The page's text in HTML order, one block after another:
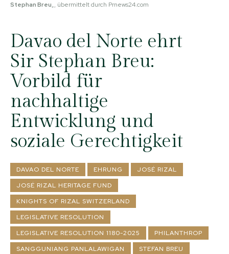
Stephan Breu„, übermittelt durch Prnews24.com
Davao del Norte ehrt
Sir Stephan Breu:
Vorbild für
nachhaltige
Entwicklung und
soziale Gerechtigkeit
DAVAO DEL NORTE EHRUNG
JOSÉ RIZAL
JOSÉ RIZAL HERITAGE FUND
KNIGHTS OF RIZAL SWITZERLAND
LEGISLATIVE RESOLUTION
LEGISLATIVE RESOLUTION 1180-2025
PHILANTHROP
SANGGUNIANG PANLALAWIGAN
STEFAN BREU